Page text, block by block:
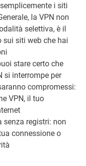
i siti
la VPN non
selettiva, è il
sui siti web che hai
stare certo che
si interrompe per
compromessi:
VPN, il tuo
senza registri: non
connessione o